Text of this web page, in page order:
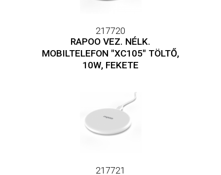
217720
RAPOO VEZ. NÉLK.
MOBILTELEFON "XC105" TÖLTŐ,
10W, FEKETE
217721